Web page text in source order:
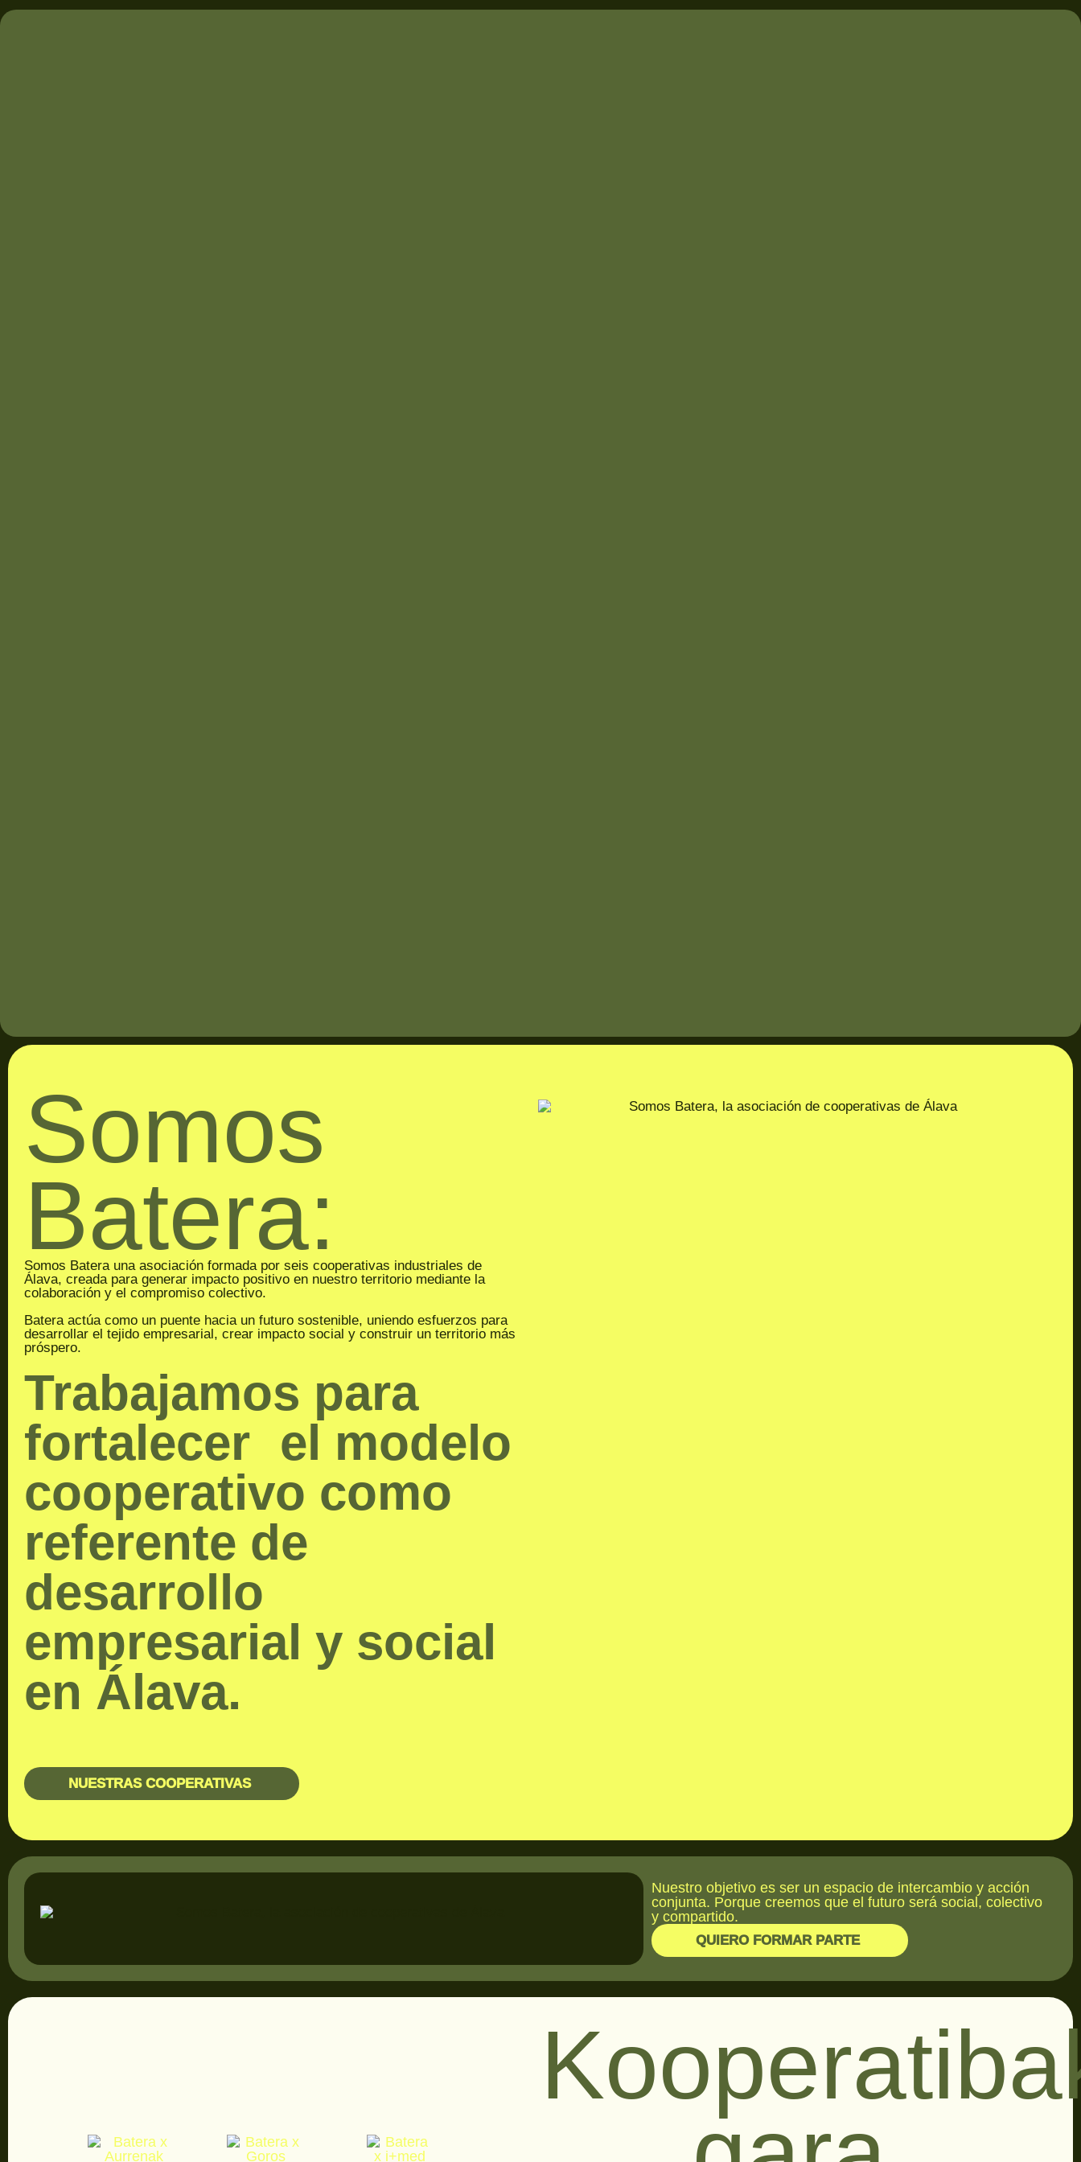
Somos
Batera:
Somos Batera una asociación formada por seis cooperativas industriales de
Álava, creada para generar impacto positivo en nuestro territorio mediante la
colaboración y el compromiso colectivo.
Batera actúa como un puente hacia un futuro sostenible, uniendo esfuerzos para
desarrollar el tejido empresarial, crear impacto social y construir un territorio más
próspero.
Trabajamos para
fortalecer el modelo
cooperativo como
referente de
desarrollo
empresarial y social
en Álava.
NUESTRAS COOPERATIVAS
Nuestro objetivo es ser un espacio de intercambio y acción
conjunta. Porque creemos que el futuro será social, colectivo
y compartido.
QUIERO FORMAR PARTE